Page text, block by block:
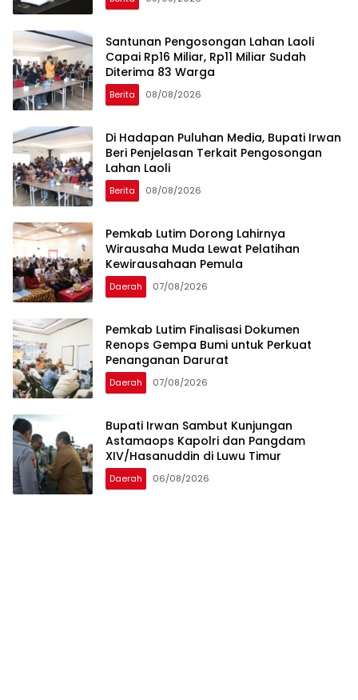
Santunan Pengosongan Lahan Laoli
Capai Rp16 Miliar, Rp11 Miliar Sudah
Diterima 83 Warga
Berita 08/08/2026
Di Hadapan Puluhan Media, Bupati Irwan
Beri Penjelasan Terkait Pengosongan
Lahan Laoli
Berita 08/08/2026
Pemkab Lutim Dorong Lahirnya
Wirausaha Muda Lewat Pelatihan
Kewirausahaan Pemula
Daerah 07/08/2026
Pemkab Lutim Finalisasi Dokumen
Renops Gempa Bumi untuk Perkuat
Penanganan Darurat
Daerah 07/08/2026
Bupati Irwan Sambut Kunjungan
Astamaops Kapolri dan Pangdam
XIV/Hasanuddin di Luwu Timur
Daerah 06/08/2026